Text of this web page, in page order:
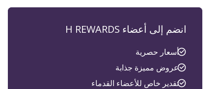
انضم إلى أعضاء H REWARDS
أسعار حصرية
عروض مميزة جذابة
تقدير خاص للأعضاء القدماء